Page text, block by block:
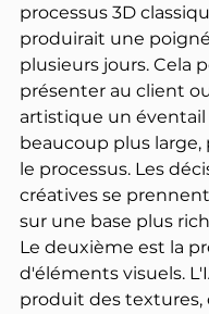
processus 3D
produirait une
plusieurs jours. Cela
présenter au client
artistique un
beaucoup plus
le processus. Les
créatives se
sur une base plus
Le deuxième est la
d'éléments visuels.
produit des textures,